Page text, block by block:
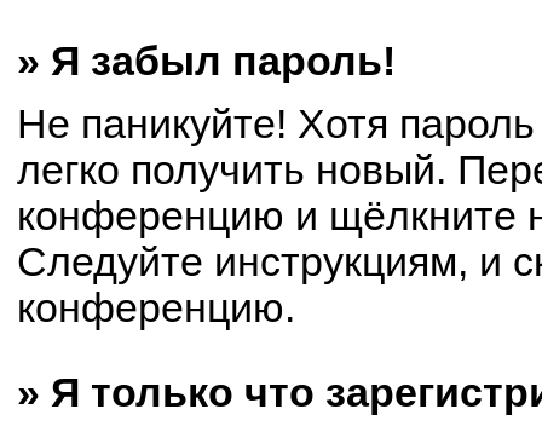
» Я забыл пароль!
Не паникуйте! Хотя
легко получить новый.
конференцию и щёлкните
Следуйте инструкциям, и
конференцию.
» Я только что